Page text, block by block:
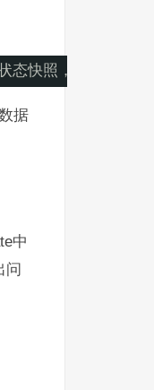
快照，实现时间漫
据
中
问